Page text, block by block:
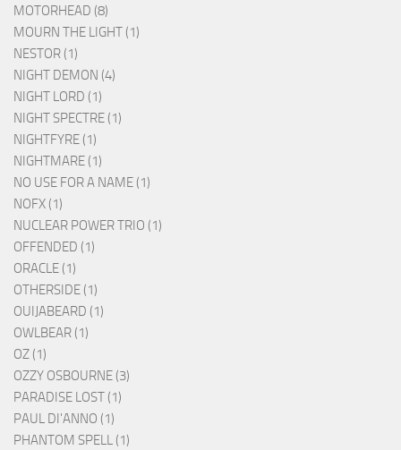
MOTORHEAD (8)
MOURN THE LIGHT (1)
NESTOR (1)
NIGHT DEMON (4)
NIGHT LORD (1)
NIGHT SPECTRE (1)
NIGHTFYRE (1)
NIGHTMARE (1)
NO USE FOR A NAME (1)
NOFX (1)
NUCLEAR POWER TRIO (1)
OFFENDED (1)
ORACLE (1)
OTHERSIDE (1)
OUIJABEARD (1)
OWLBEAR (1)
OZ (1)
OZZY OSBOURNE (3)
PARADISE LOST (1)
PAUL DI'ANNO (1)
PHANTOM SPELL (1)